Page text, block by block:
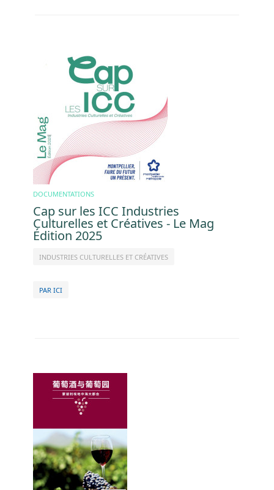
DOCUMENTATIONS
Cap sur les ICC Industries
Culturelles et Créatives - Le Mag
Édition 2025
INDUSTRIES CULTURELLES ET CRÉATIVES
PAR ICI
Image